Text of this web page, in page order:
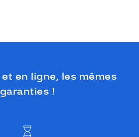
en ligne, les mêmes
garanties !